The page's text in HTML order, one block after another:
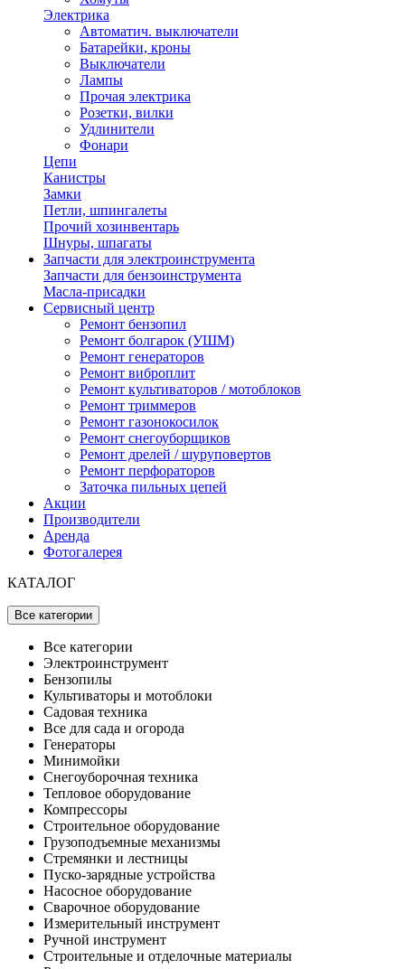
Электрика
Автоматич. выключатели
Батарейки, кроны
Выключатели
Лампы
Прочая электрика
Розетки, вилки
Удлинители
Фонари
Цепи
Канистры
Замки
Петли, шпингалеты
Прочий хозинвентарь
Шнуры, шпагаты
Запчасти для электроинструмента
Запчасти для бензоинструмента
Масла-присадки
Сервисный центр
Ремонт бензопил
Ремонт болгарок (УШМ)
Ремонт генераторов
Ремонт виброплит
Ремонт культиваторов / мотоблоков
Ремонт триммеров
Ремонт газонокосилок
Ремонт снегоуборщиков
Ремонт дрелей / шуруповертов
Ремонт перфораторов
Заточка пильных цепей
Акции
Производители
Аренда
Фотогалерея
КАТАЛОГ
Все категории
Все категории
Электроинструмент
Бензопилы
Культиваторы и мотоблоки
Садовая техника
Все для сада и огорода
Генераторы
Минимойки
Снегоуборочная техника
Тепловое оборудование
Компрессоры
Строительное оборудование
Грузоподъемные механизмы
Стремянки и лестницы
Пуско-зарядные устройства
Насосное оборудование
Сварочное оборудование
Измерительный инструмент
Ручной инструмент
Строительные и отделочные материалы